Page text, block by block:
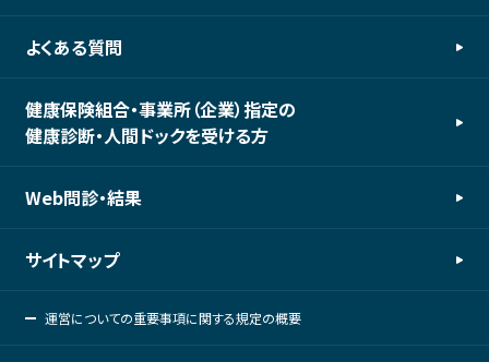
よくある質問
健康保険組合・事業所（企業）指定の
健康診断・人間ドックを受ける方
Web問診・結果
サイトマップ
運営についての重要事項に関する規定の概要